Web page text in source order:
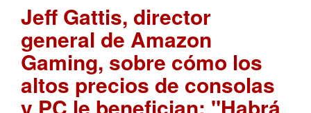
Jeff Gattis, director
general de Amazon
Gaming, sobre cómo los
altos precios de consolas
y PC le benefician: "Habrá